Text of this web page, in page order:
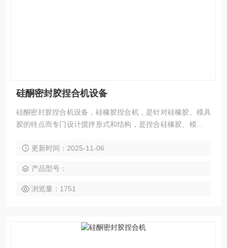
硅酮密封胶捏合机设备
硅酮密封胶捏合机设备，硅橡胶捏合机，是针对硅橡胶、模具
胶的特点而专门设计搅拌形式和结构，是捏合硅橡胶、模具胶
更新时间：2025-11-06
产品型号：
浏览量：1751